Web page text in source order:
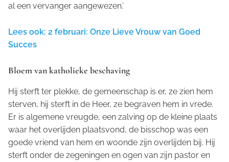
al een vervanger aangewezen.’
Lees ook: 2 februari: Onze Lieve Vrouw van Goed
Succes
Bloem van katholieke beschaving
Hij sterft ter plekke, de gemeenschap is er, ze zien hem
sterven, hij sterft in de Heer, ze begraven hem in vrede.
Er is algemene vreugde, een zalving op de kleine plaats
waar het overlijden plaatsvond, de bisschop was een
goede vriend van hem en woonde zijn overlijden bij. Hij
sterft onder de zegeningen en ogen van zijn pastor en